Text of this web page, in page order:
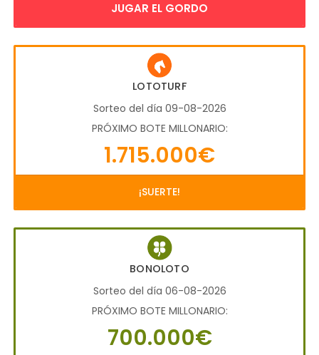
JUGAR EL GORDO
LOTOTURF
Sorteo del día 09-08-2026
PRÓXIMO BOTE MILLONARIO:
1.715.000€
¡SUERTE!
BONOLOTO
Sorteo del día 06-08-2026
PRÓXIMO BOTE MILLONARIO:
700.000€